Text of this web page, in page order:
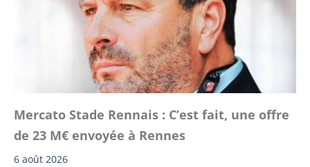
Mercato Stade Rennais : C’est fait, une offre
de 23 M€ envoyée à Rennes
6 août 2026